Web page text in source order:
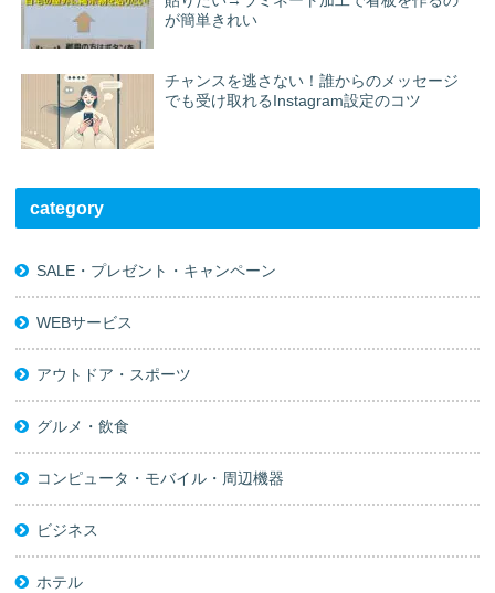
が簡単きれい
チャンスを逃さない！誰からのメッセージ
でも受け取れるInstagram設定のコツ
category
SALE・プレゼント・キャンペーン
WEBサービス
アウトドア・スポーツ
グルメ・飲食
コンピュータ・モバイル・周辺機器
ビジネス
ホテル